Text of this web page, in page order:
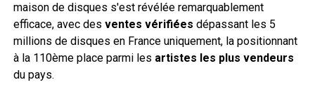
maison de disques s'est révélée remarquablement
efficace, avec des ventes vérifiées dépassant les 5
millions de disques en France uniquement, la positionnant
à la 110ème place parmi les artistes les plus vendeurs
du pays.